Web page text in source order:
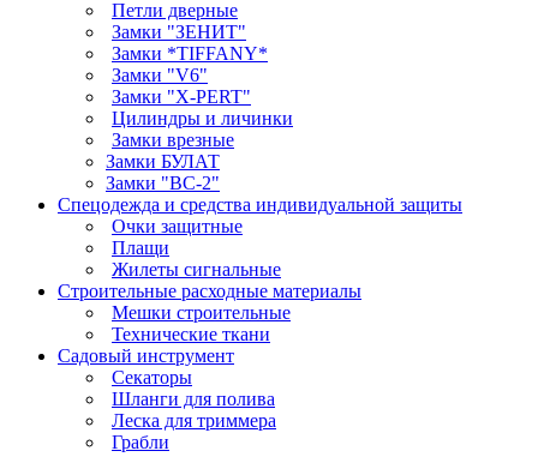
Петли дверные
Замки "ЗЕНИТ"
Замки *TIFFANY*
Замки "V6"
Замки "X-PERT"
Цилиндры и личинки
Замки врезные
Замки БУЛАТ
Замки "ВС-2"
Спецодежда и средства индивидуальной защиты
Очки защитные
Плащи
Жилеты сигнальные
Строительные расходные материалы
Мешки строительные
Технические ткани
Садовый инструмент
Секаторы
Шланги для полива
Леска для триммера
Грабли